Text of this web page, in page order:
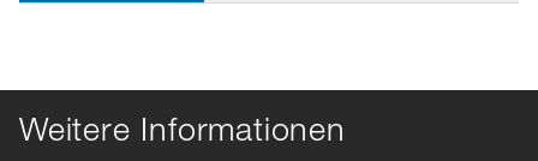
Weitere Informationen